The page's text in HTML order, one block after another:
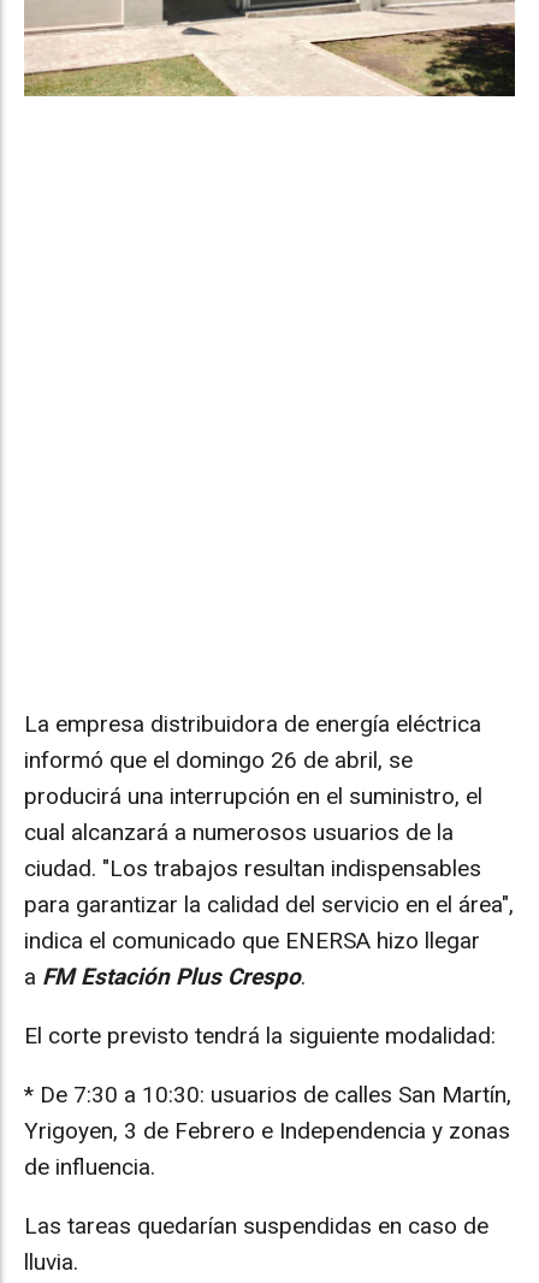
La empresa distribuidora de energía eléctrica
informó que el domingo 26 de abril, se
producirá una interrupción en el suministro, el
cual alcanzará a numerosos usuarios de la
ciudad. "Los trabajos resultan indispensables
para garantizar la calidad del servicio en el área",
indica el comunicado que ENERSA hizo llegar
a FM Estación Plus Crespo.
El corte previsto tendrá la siguiente modalidad:
* De 7:30 a 10:30: usuarios de calles San Martín,
Yrigoyen, 3 de Febrero e Independencia y zonas
de influencia.
Las tareas quedarían suspendidas en caso de
lluvia.